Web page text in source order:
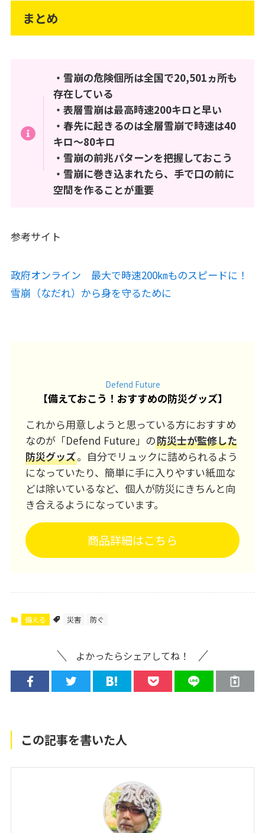
まとめ
・雪崩の危険個所は全国で20,501ヵ所も
存在している
・表層雪崩は最高時速200キロと早い
・春先に起きるのは全層雪崩で時速は40
キロ～80キロ
・雪崩の前兆パターンを把握しておこう
・雪崩に巻き込まれたら、手で口の前に
空間を作ることが重要
参考サイト
政府オンライン 最大で時速200㎞ものスピードに！
雪崩（なだれ）から身を守るために
Defend Future
【備えておこう！おすすめの防災グッズ】
これから用意しようと思っている方におすすめ
なのが「Defend Future」の防災士が監修した
防災グッズ。自分でリュックに詰められるよう
になっていたり、簡単に手に入りやすい紙皿な
どは除いているなど、個人が防災にきちんと向
き合えるようになっています。
商品詳細はこちら
備える 災害 防ぐ
よかったらシェアしてね！
この記事を書いた人